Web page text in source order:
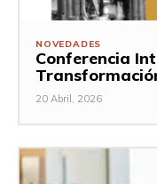
NOVEDADES
Conferencia
20 Abril, 2026